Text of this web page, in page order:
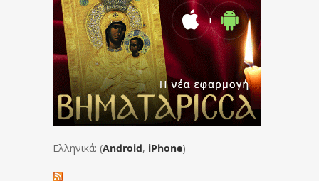
Ελληνικά: (Android, iPhone)